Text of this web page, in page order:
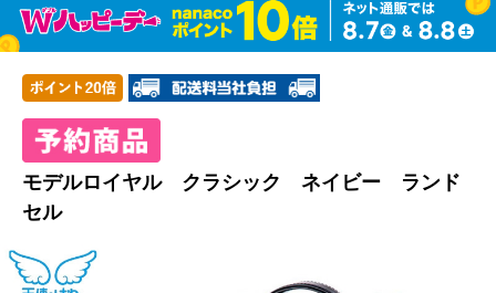
モデルロイヤル クラシック ネイビー ランド
セル